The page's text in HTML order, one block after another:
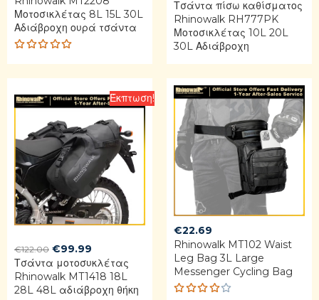
Μοτοσικλέτας 8L 15L 30L
Αδιάβροχη ουρά τσάντα
Rated
5.00out
Τσάντα πίσω καθίσματος
Rhinowalk RH777PK
Μοτοσικλέτας 10L 20L
30L Αδιάβροχη
Έκπτωση!
€122.00 Original
price
was:
€122.00.
€99.99
price
is:
€99.99.
Τσάντα μοτοσυκλέτας
Rhinowalk MT1418 18L
28L 48L αδιάβροχη θήκη
€22.69
Rhinowalk MT102 Waist
Leg Bag 3L Large
Messenger Cycling Bag